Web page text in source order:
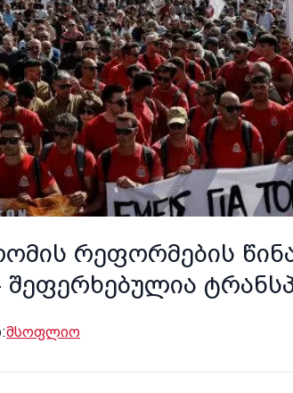
რეფორმების
შეფერხებულია
მსოფლიო